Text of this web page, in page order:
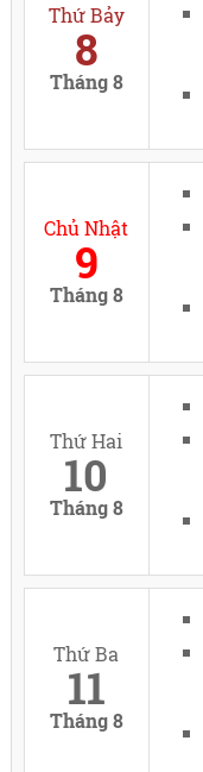
Thứ Bảy
8
Tháng 8
Chủ Nhật
9
Tháng 8
Thứ Hai
10
Tháng 8
Thứ Ba
11
Tháng 8